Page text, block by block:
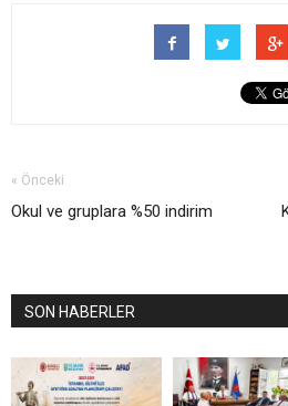
« Önceki
Okul ve gruplara %50 indirim
SON HABERLER